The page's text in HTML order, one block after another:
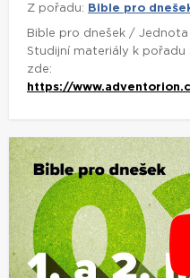
Z pořadu: Bible pro
Bible pro dnešek /
Studijní materiály k
zde:
https://